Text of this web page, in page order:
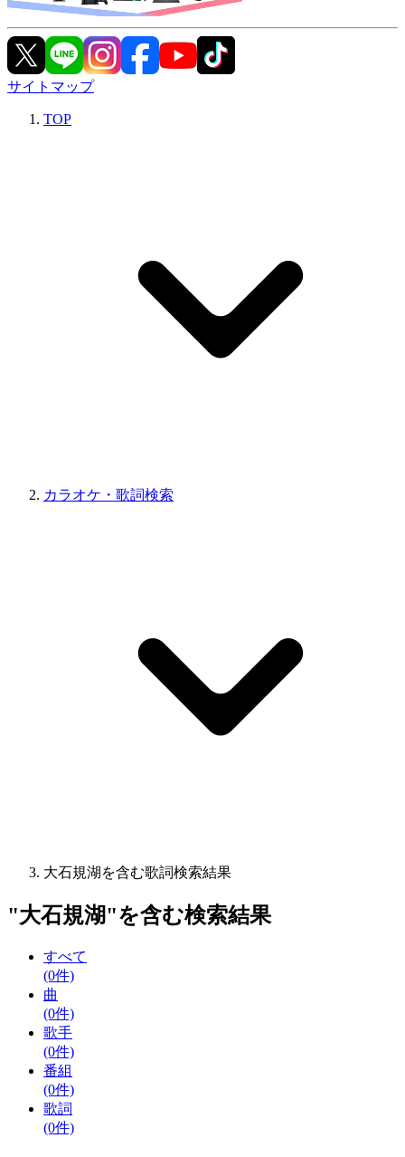
サイトマップ
TOP
カラオケ・歌詞検索
大石規湖を含む歌詞検索結果
"大石規湖"を含む検索結果
すべて
(0件)
曲
(0件)
歌手
(0件)
番組
(0件)
歌詞
(0件)